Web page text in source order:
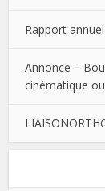
Rapport annuel
Annonce –
cinématique